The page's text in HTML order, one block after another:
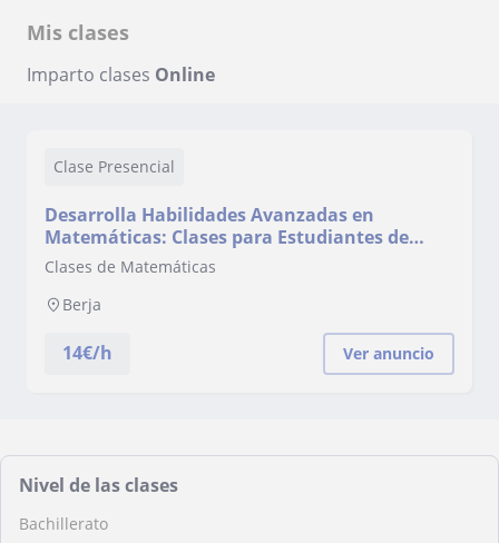
Mis clases
Imparto clases Online
Clase Presencial
Desarrolla Habilidades Avanzadas en
Matemáticas: Clases para Estudiantes de
Nivel bachillerato.
Clases de Matemáticas
Berja
14€/h Ver anuncio
Nivel de las clases
Bachillerato